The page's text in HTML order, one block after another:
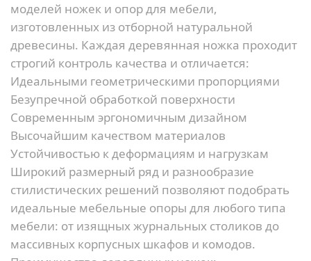
моделей ножек и опор для мебели,
изготовленных из отборной натуральной
древесины. Каждая деревянная ножка проходит
строгий контроль качества и отличается:
Идеальными геометрическими пропорциями
Безупречной обработкой поверхности
Современным эргономичным дизайном
Высочайшим качеством материалов
Устойчивостью к деформациям и нагрузкам
Широкий размерный ряд и разнообразие
стилистических решений позволяют подобрать
идеальные мебельные опоры для любого типа
мебели: от изящных журнальных столиков до
массивных корпусных шкафов и комодов.